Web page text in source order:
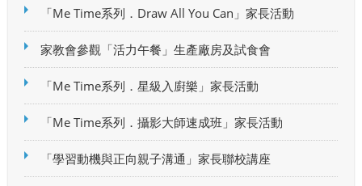
「Me Time系列．Draw All You Can」家長活動
家教會參觀「活力午餐」生產廠房及試食會
「Me Time系列．星級入廚樂」家長活動
「Me Time系列．攝影大師速成班」家長活動
「學習動機與正向親子溝通」家長聯校講座